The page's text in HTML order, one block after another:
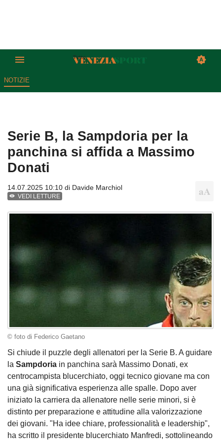
NOTIZIE
Serie B, la Sampdoria per la
panchina si affida a Massimo
Donati
14.07.2025 10:10 di Davide Marchiol
VEDI LETTURE
© foto di Federico Gaetano
Si chiude il puzzle degli allenatori per la Serie B. A guidare
la Sampdoria in panchina sarà Massimo Donati, ex
centrocampista blucerchiato, oggi tecnico giovane ma con
una già significativa esperienza alle spalle. Dopo aver
iniziato la carriera da allenatore nelle serie minori, si è
distinto per preparazione e attitudine alla valorizzazione
dei giovani. "Ha idee chiare, professionalità e leadership",
ha scritto il presidente blucerchiato Manfredi, sottolineando